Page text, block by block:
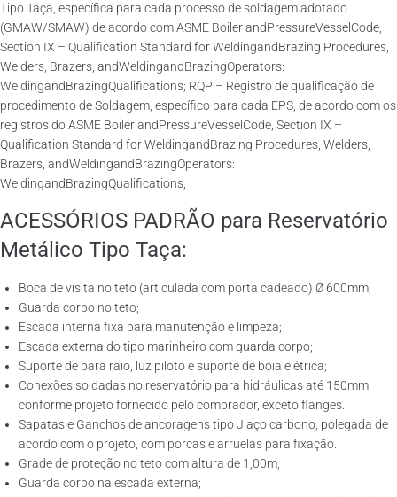
Tipo Taça, específica para cada processo de soldagem adotado
(GMAW/SMAW) de acordo com ASME Boiler andPressureVesselCode,
Section IX – Qualification Standard for WeldingandBrazing Procedures,
Welders, Brazers, andWeldingandBrazingOperators:
WeldingandBrazingQualifications; RQP – Registro de qualificação de
procedimento de Soldagem, específico para cada EPS, de acordo com os
registros do ASME Boiler andPressureVesselCode, Section IX –
Qualification Standard for WeldingandBrazing Procedures, Welders,
Brazers, andWeldingandBrazingOperators:
WeldingandBrazingQualifications;
ACESSÓRIOS PADRÃO para Reservatório
Metálico Tipo Taça:
Boca de visita no teto (articulada com porta cadeado) Ø 600mm;
Guarda corpo no teto;
Escada interna fixa para manutenção e limpeza;
Escada externa do tipo marinheiro com guarda corpo;
Suporte de para raio, luz piloto e suporte de boia elétrica;
Conexões soldadas no reservatório para hidráulicas até 150mm
conforme projeto fornecido pelo comprador, exceto flanges.
Sapatas e Ganchos de ancoragens tipo J aço carbono, polegada de
acordo com o projeto, com porcas e arruelas para fixação.
Grade de proteção no teto com altura de 1,00m;
Guarda corpo na escada externa;